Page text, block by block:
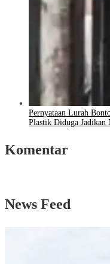
Pernyataan Lurah
Plastik Diduga Jadikan
Komentar
News Feed